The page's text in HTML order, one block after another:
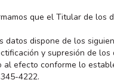
que el Titular de los
datos dispone de los
y supresión de
efecto conforme lo
4222.